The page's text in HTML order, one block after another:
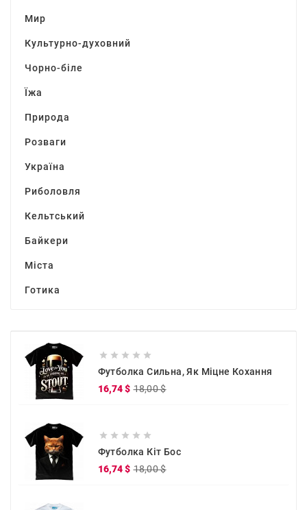
Мир
Культурно-духовний
Чорно-біле
Їжа
Природа
Розваги
Україна
Риболовля
Кельтський
Байкери
Міста
Готика
    
Футболка Сильна, Як Міцне Кохання
16,74 $ 18,00 $
    
Футболка Кіт Бос
16,74 $ 18,00 $